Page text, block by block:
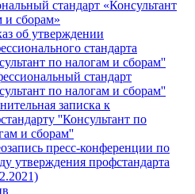
стандарт «Консультант
и сборам»
об утверждении
стандарта
по налогам и сборам''
стандарт
по налогам и сборам''
записка к
''Консультант по
и сборам''
пресс-конференции по
утверждения профстандарта